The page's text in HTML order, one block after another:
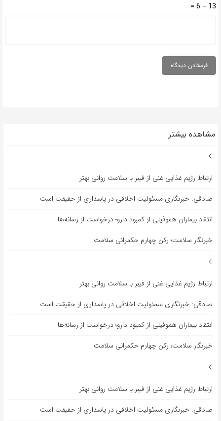
13 − 6 =
مشاهده بیشتر
ارتباط رژیم غذایی غنی از فیبر با سلامت روانی بهتر
صادقی: خبرنگاری مسئولیت اخلاقی در پاسداری از حقیقت است
انتقاد بیماران هموفیلی از کمبود دارو؛ درخواست از رسانه‌ها
خبرنگار سلامت؛ رکن چهارم حکمرانی سلامت
ارتباط رژیم غذایی غنی از فیبر با سلامت روانی بهتر
صادقی: خبرنگاری مسئولیت اخلاقی در پاسداری از حقیقت است
انتقاد بیماران هموفیلی از کمبود دارو؛ درخواست از رسانه‌ها
خبرنگار سلامت؛ رکن چهارم حکمرانی سلامت
ارتباط رژیم غذایی غنی از فیبر با سلامت روانی بهتر
صادقی: خبرنگاری مسئولیت اخلاقی در پاسداری از حقیقت است